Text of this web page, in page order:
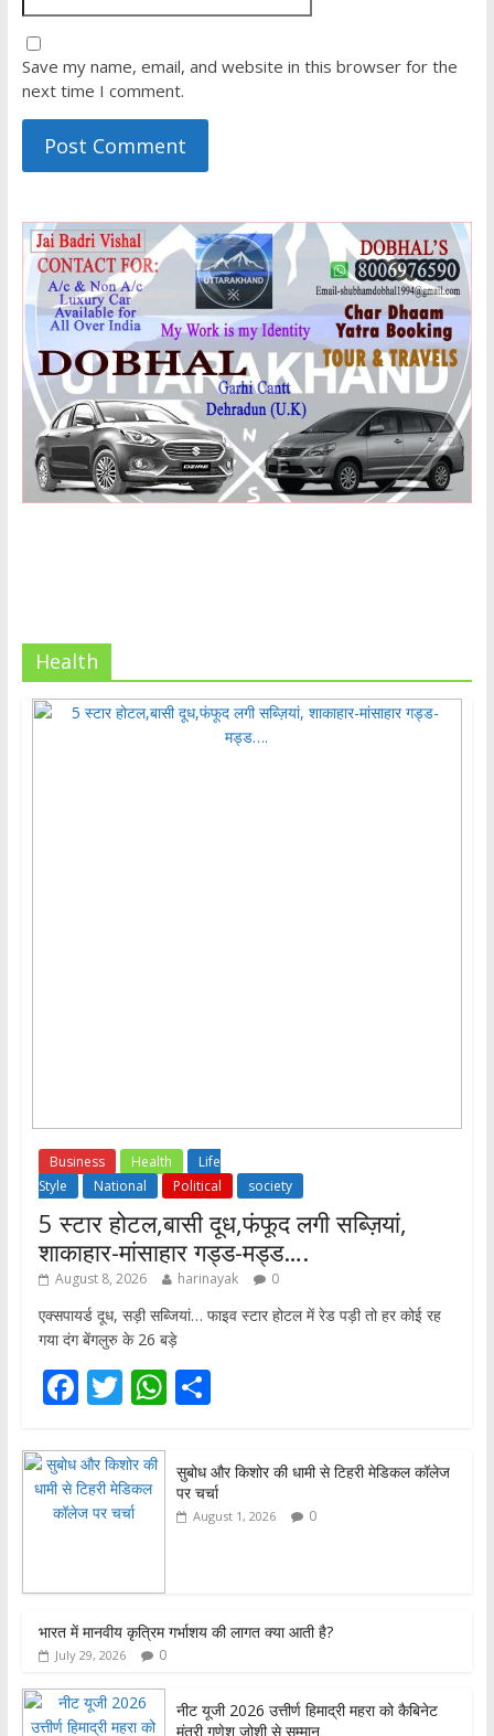
Save my name, email, and website in this browser for the
next time I comment.
Health
Business Health
Life
Style
National Political society
5 स्टार होटल,बासी दूध,फंफूद लगी सब्ज़ियां,
शाकाहार-मांसाहार गड्ड-मड्ड….
August 8, 2026 harinayak 0
एक्सपायर्ड दूध, सड़ी सब्जियां… फाइव स्टार होटल में रेड पड़ी तो हर कोई रह
गया दंग बेंगलुरु के 26 बड़े
F
e
b
o
k
T
itt
er
W
at
s
A
S
ar
e
सुबोध और किशोर की धामी से टिहरी मेडिकल कॉलेज
पर चर्चा
August 1, 2026 0
भारत में मानवीय कृत्रिम गर्भाशय की लागत क्या आती है?
July 29, 2026 0
नीट यूजी 2026 उत्तीर्ण हिमाद्री महरा को कैबिनेट
मंत्री गणेश जोशी से सम्मान